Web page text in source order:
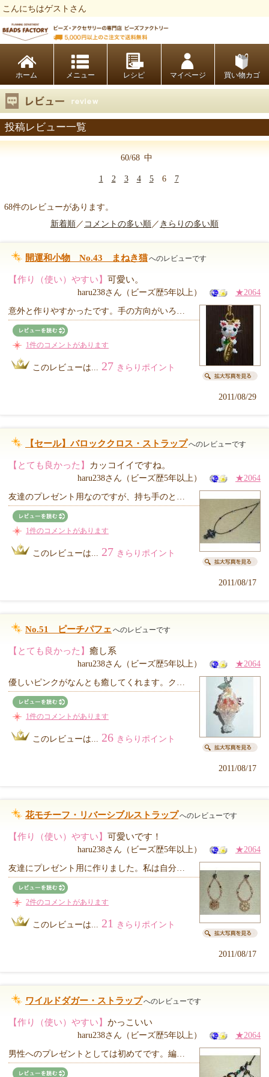
こんにちはゲストさん
ホーム レシピ マイページ 買い物カゴ
投稿レビュー一覧
60/68 中
1 2 3 4 56 7
68件のレビューがあります。
新着順／ コメントの多い順／ きらりの多い順
開運和小物 No.43 まねき猫へのレビューです
【作り（使い）やすい】 可愛い。
haru238さん（ビーズ歴5年以上） ★2064
意外と作りやすかったです。手の方向がいろ…
1件のコメントがあります
このレビューは... 27 きらりポイント
2011/08/29
【セール】バロッククロス・ストラップへのレビューです
【とても良かった】 カッコイイですね。
haru238さん（ビーズ歴5年以上） ★2064
友達のプレゼント用なのですが、持ち手のと…
1件のコメントがあります
このレビューは... 27 きらりポイント
2011/08/17
No.51 ピーチパフェ へのレビューです
【とても良かった】 癒し系
haru238さん（ビーズ歴5年以上） ★2064
優しいピンクがなんとも癒してくれます。ク…
1件のコメントがあります
このレビューは... 26 きらりポイント
2011/08/17
花モチーフ・リバーシブルストラップへのレビューです
【作り（使い）やすい】 可愛いです！
haru238さん（ビーズ歴5年以上） ★2064
友達にプレゼント用に作りました。私は自分…
2件のコメントがあります
このレビューは... 21 きらりポイント
2011/08/17
ワイルドダガー・ストラップへのレビューです
【作り（使い）やすい】 かっこいい
haru238さん（ビーズ歴5年以上） ★2064
男性へのプレゼントとしては初めてです。編…